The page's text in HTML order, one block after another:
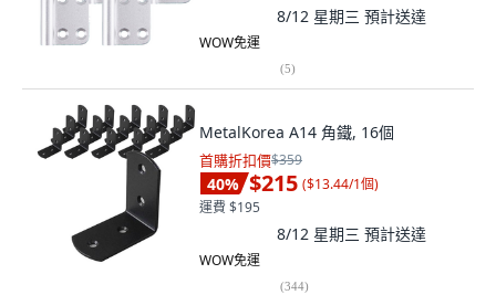
8/12 星期三 預計送達
WOW免運
(5)
MetalKorea A14 角鐵, 16個
首購折扣價$359
40% $215 ($13.44/1個)
運費 $195
8/12 星期三 預計送達
WOW免運
(344)